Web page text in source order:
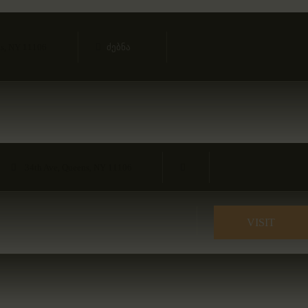
VISIT